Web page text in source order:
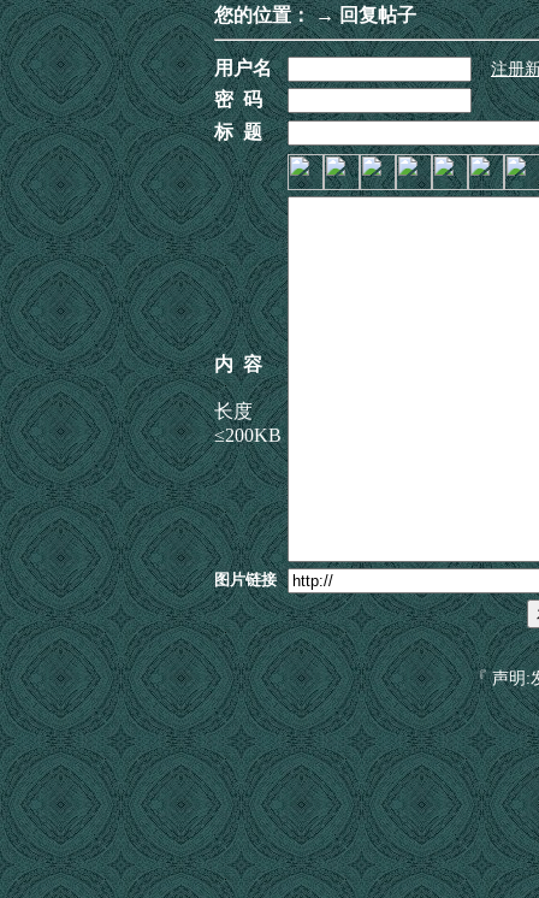
您的位置：→ 回复帖子
用户名 注册
密 码
标 题
内 容
长度
≤200KB
图片链接
『 声明: